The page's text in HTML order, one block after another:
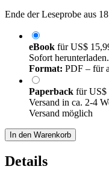
Ende der Leseprobe aus
eBook fürUS$
Sofort
Format: PDF – für
Paperback fürUS$
Versand in ca. 2-4
Versand möglich
In den Warenkorb
Details